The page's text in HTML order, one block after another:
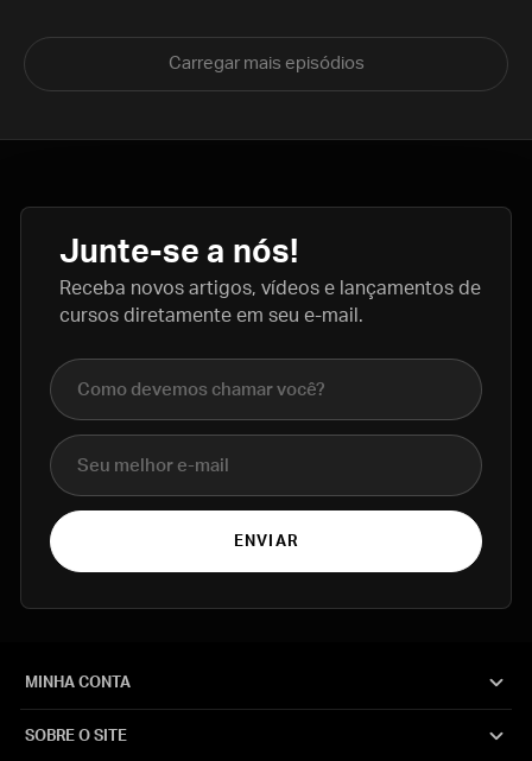
Carregar mais episódios
Junte-se a nós!
Receba novos artigos, vídeos e lançamentos de
cursos diretamente em seu e-mail.
Nome completo
E-mail
ENVIAR
MINHA CONTA
SOBRE O SITE